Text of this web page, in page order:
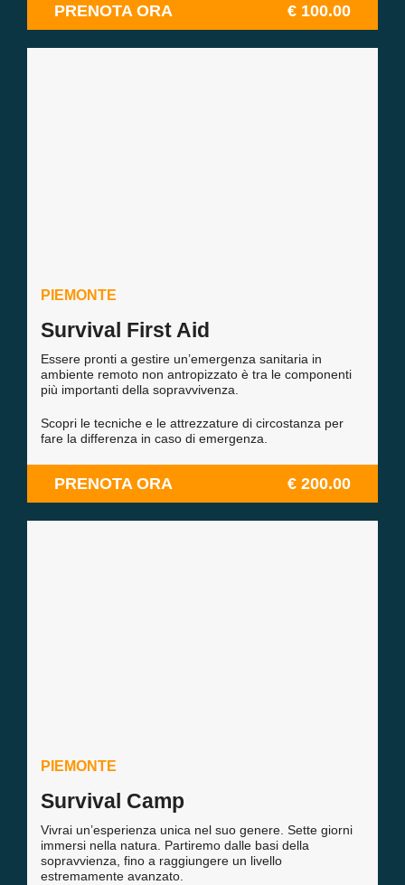
PRENOTA ORA € 100.00
PIEMONTE
Survival First Aid
Essere pronti a gestire un’emergenza sanitaria in
ambiente remoto non antropizzato è tra le componenti
più importanti della sopravvivenza.
Scopri le tecniche e le attrezzature di circostanza per
fare la differenza in caso di emergenza.
PRENOTA ORA € 200.00
PIEMONTE
Survival Camp
Vivrai un’esperienza unica nel suo genere. Sette giorni
immersi nella natura. Partiremo dalle basi della
sopravvienza, fino a raggiungere un livello
estremamente avanzato.